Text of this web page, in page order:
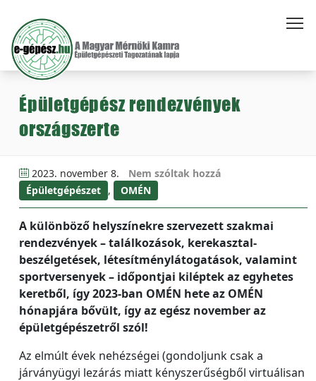
Épületgépész rendezvények
országszerte
2023. november 8.
Nem szóltak hozzá
Épületgépészet , OMÉN
A különböző helyszínekre szervezett szakmai
rendezvények – találkozások, kerekasztal-
beszélgetések, létesítménylátogatások, valamint
sportversenyek – időpontjai kiléptek az egyhetes
keretből, így 2023-ban OMÉN hete az OMÉN
hónapjára bővült, így az egész november az
épületgépészetről szól!
Az elmúlt évek nehézségei (gondoljunk csak a
járványügyi lezárás miatt kényszerűségből virtuálisan